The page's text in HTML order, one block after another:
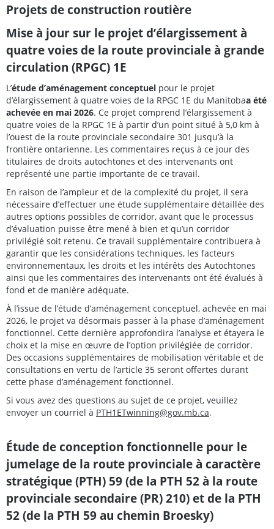
Projets de construction routière
Mise à jour sur le projet d’élargissement à
quatre voies de la route provinciale à grande
circulation (RPGC) 1E
L’étude d’aménagement conceptuel pour le projet
d’élargissement à quatre voies de la RPGC 1E du Manitobaa été
achevée en mai 2026. Ce projet comprend l’élargissement à
quatre voies de la RPGC 1E à partir d’un point situé à 5,0 km à
l’ouest de la route provinciale secondaire 301 jusqu’à la
frontière ontarienne. Les commentaires reçus à ce jour des
titulaires de droits autochtones et des intervenants ont
représenté une partie importante de ce travail.
En raison de l’ampleur et de la complexité du projet, il sera
nécessaire d’effectuer une étude supplémentaire détaillée des
autres options possibles de corridor, avant que le processus
d’évaluation puisse être mené à bien et qu’un corridor
privilégié soit retenu. Ce travail supplémentaire contribuera à
garantir que les considérations techniques, les facteurs
environnementaux, les droits et les intérêts des Autochtones
ainsi que les commentaires des intervenants ont été évalués à
fond et de manière adéquate.
À l’issue de l’étude d’aménagement conceptuel, achevée en mai
2026, le projet va désormais passer à la phase d’aménagement
fonctionnel. Cette dernière approfondira l’analyse et étayera le
choix et la mise en œuvre de l’option privilégiée de corridor.
Des occasions supplémentaires de mobilisation véritable et de
consultations en vertu de l’article 35 seront offertes durant
cette phase d’aménagement fonctionnel.
Si vous avez des questions au sujet de ce projet, veuillez
envoyer un courriel à PTH1ETwinning@gov.mb.ca.
Étude de conception fonctionnelle pour le
jumelage de la route provinciale à caractère
stratégique (PTH) 59 (de la PTH 52 à la route
provinciale secondaire (PR) 210) et de la PTH
52 (de la PTH 59 au chemin Broesky)